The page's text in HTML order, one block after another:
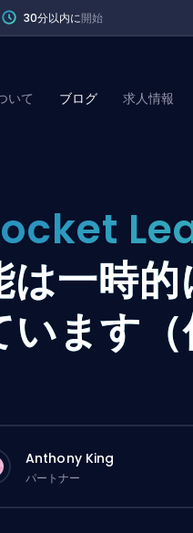
30分以内に開始
いて ブログ 求人情報
は一時
います（
Anthony King
パートナー